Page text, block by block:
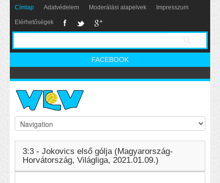
Címlap Adatvédelem Moderálási alapelvek Impresszum
Elérhetőségek
FACEBOOK
3:3 - Jokovics első gólja (Magyarország-
Horvátország, Világliga, 2021.01.09.)